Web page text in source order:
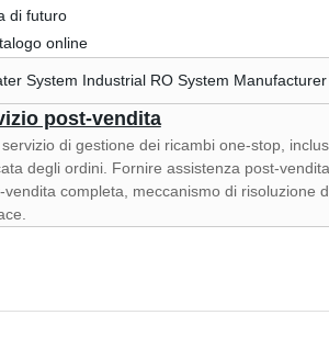
di futuro
online
post-vendita
di gestione dei ricambi one-stop,
degli ordini. Fornire assistenza post-
completa, meccanismo di risoluzione